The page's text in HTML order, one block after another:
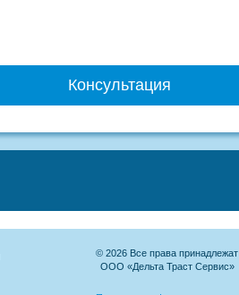
Консультация
© 2026 Все права принадлежат
ООО «Дельта Траст Сервис»